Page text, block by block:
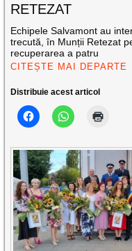
RETEZAT
Echipele Salvamont au
trecută, în Munții Retezat
recuperarea a patru
CITEȘTE MAI DEPARTE
Distribuie acest articol